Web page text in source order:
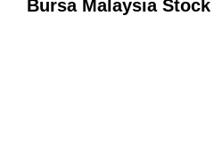
Bursa Malaysia Stock